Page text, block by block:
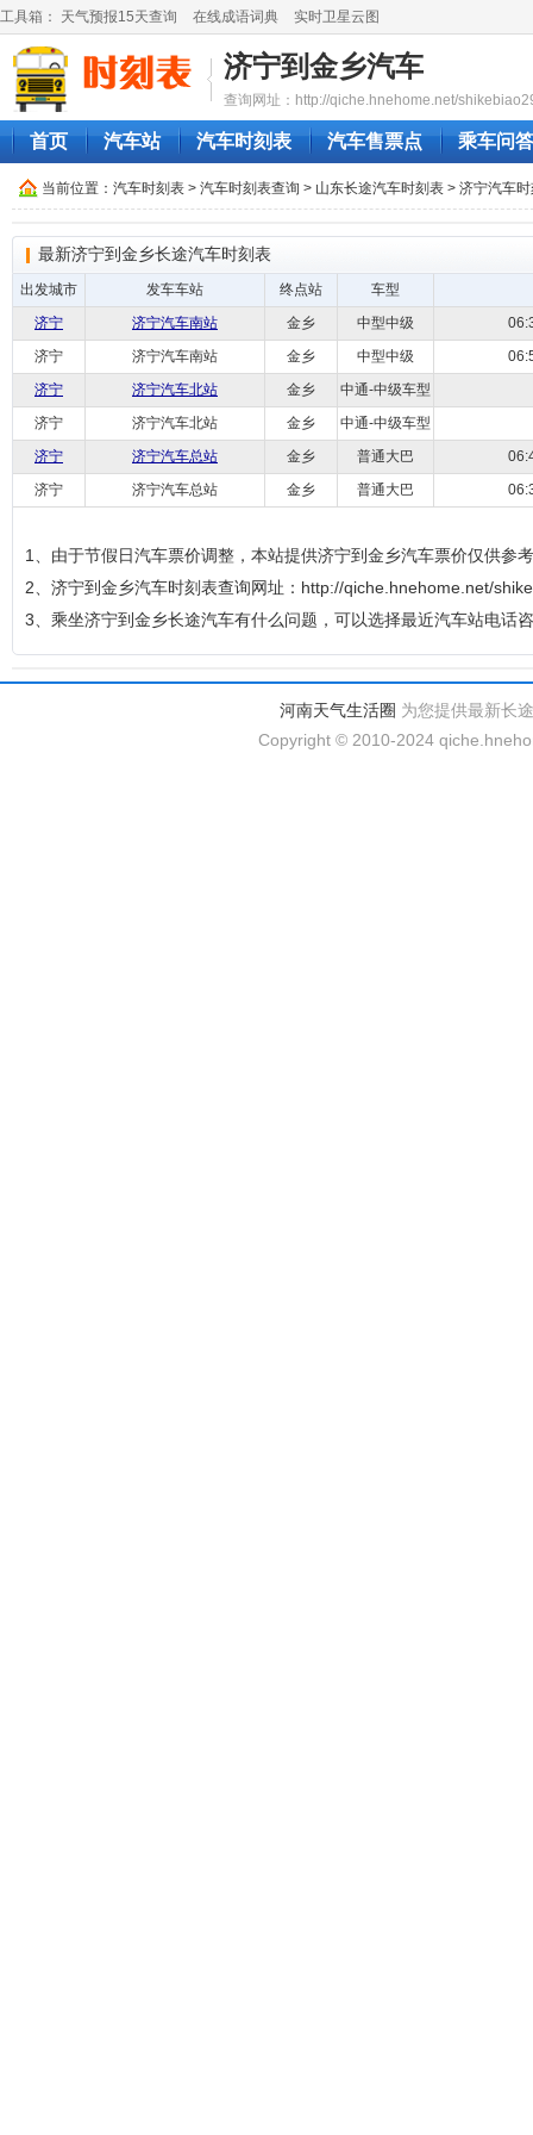
工具箱： 天气预报15天查询 在线成语词典 实时卫星云图
济宁到金乡汽车
查询网址：http://qiche.hnehome.net/
首页 汽车站 汽车时刻表 汽车售票点 乘车问答
当前位置： 汽车时刻表 > 汽车时刻表查询 > 山东长途汽车时刻表 > 济宁汽车
最新济宁到金乡长途汽车时刻表
出发城市 发车车站 终点站
车型
济宁
济宁汽车南站 金乡 中型中级
济宁
济宁汽车南站 金乡 中型中级
济宁
济宁汽车北站 金乡
中通-中级车型
济宁
济宁汽车北站 金乡
中通-中级车型
济宁
济宁汽车总站 金乡 普通大巴
济宁
济宁汽车总站 金乡 普通大巴
1、由于节假日汽车票价调整，本站提供济宁到金乡汽车票价仅供参
2、济宁到金乡汽车时刻表查询网址：http://qiche.hnehome.net/
3、乘坐济宁到金乡长途汽车有什么问题，可以选择最近汽车站电话
河南天气生活圈 为您提供最新长
Copyright © 2010-2024